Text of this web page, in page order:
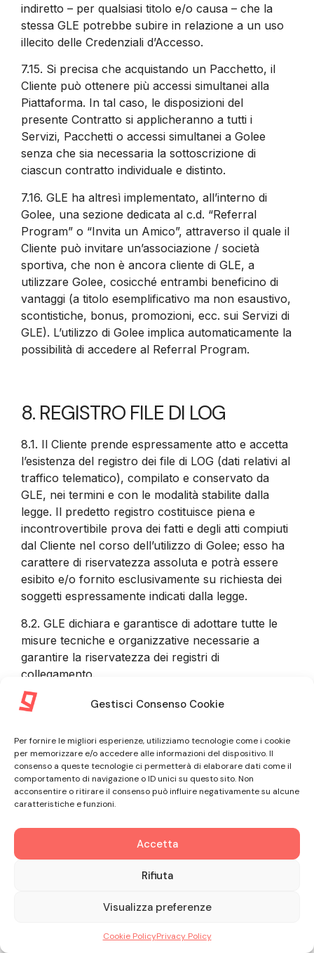
Gestisci Consenso Cookie
Per fornire le migliori esperienze, utilizziamo tecnologie come i cookie
per memorizzare e/o accedere alle informazioni del dispositivo. Il
consenso a queste tecnologie ci permetterà di elaborare dati come il
comportamento di navigazione o ID unici su questo sito. Non
acconsentire o ritirare il consenso può influire negativamente su alcune
caratteristiche e funzioni.
Accetta
Rifiuta
Visualizza preferenze
Cookie PolicyPrivacy Policy
indiretto – per qualsiasi titolo e/o causa – che la
stessa GLE potrebbe subire in relazione a un uso
illecito delle Credenziali d’Accesso.
7.15. Si precisa che acquistando un Pacchetto, il
Cliente può ottenere più accessi simultanei alla
Piattaforma. In tal caso, le disposizioni del
presente Contratto si applicheranno a tutti i
Servizi, Pacchetti o accessi simultanei a Golee
senza che sia necessaria la sottoscrizione di
ciascun contratto individuale e distinto.
7.16. GLE ha altresì implementato, all’interno di
Golee, una sezione dedicata al c.d. “Referral
Program” o “Invita un Amico”, attraverso il quale il
Cliente può invitare un’associazione / società
sportiva, che non è ancora cliente di GLE, a
utilizzare Golee, cosicché entrambi beneficino di
vantaggi (a titolo esemplificativo ma non esaustivo,
scontistiche, bonus, promozioni, ecc. sui Servizi di
GLE). L’utilizzo di Golee implica automaticamente la
possibilità di accedere al Referral Program.
8. REGISTRO FILE DI LOG
8.1. Il Cliente prende espressamente atto e accetta
l’esistenza del registro dei file di LOG (dati relativi al
traffico telematico), compilato e conservato da
GLE, nei termini e con le modalità stabilite dalla
legge. Il predetto registro costituisce piena e
incontrovertibile prova dei fatti e degli atti compiuti
dal Cliente nel corso dell’utilizzo di Golee; esso ha
carattere di riservatezza assoluta e potrà essere
esibito e/o fornito esclusivamente su richiesta dei
soggetti espressamente indicati dalla legge.
8.2. GLE dichiara e garantisce di adottare tutte le
misure tecniche e organizzative necessarie a
garantire la riservatezza dei registri di
collegamento.
9. INFORMAZIONI FORNITE DAL
CLIENTE
9.1. Nel corso della procedura di sottoscrizione del
Contratto e nel corso dell’intero rapporto
commerciale con il Cliente, GLE tratta informazioni
non personali riguardanti il Professionista
associato all’Account Amministratore, oltre a
informazioni personali riguardanti il Professionista
caso il Cliente si impegna a fornire informazioni
rappresentare falsamente il rapporto con qualsiasi